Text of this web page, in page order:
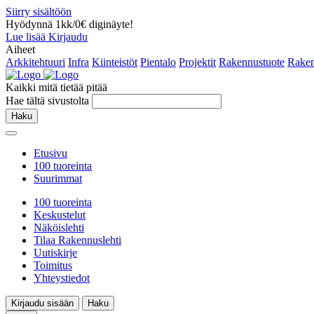
Siirry sisältöön
Hyödynnä 1kk/0€ diginäyte!
Lue lisää Kirjaudu
Aiheet
Arkkitehtuuri Infra Kiinteistöt Pientalo Projektit Rakennustuote
Kaikki mitä tietää pitää
Hae tältä sivustolta
Haku
Etusivu
100 tuoreinta
Suurimmat
100 tuoreinta
Keskustelut
Näköislehti
Tilaa Rakennuslehti
Uutiskirje
Toimitus
Yhteystiedot
Kirjaudu sisään
Haku